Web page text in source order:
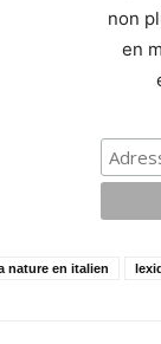
non
en
nature en italien